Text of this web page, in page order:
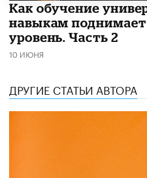
​Как обучение
навыкам
уровень. Часть 2
10 ИЮНЯ
ДРУГИЕ СТАТЬИ АВТОРА